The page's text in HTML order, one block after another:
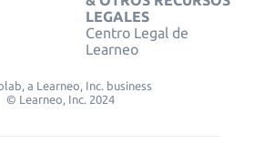
LEGALES
Centro Legal de
Learneo
a Learneo, Inc. business
© Learneo, Inc. 2024